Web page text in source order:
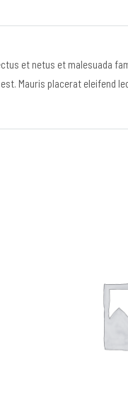
et netus et malesuada
Mauris placerat eleifend